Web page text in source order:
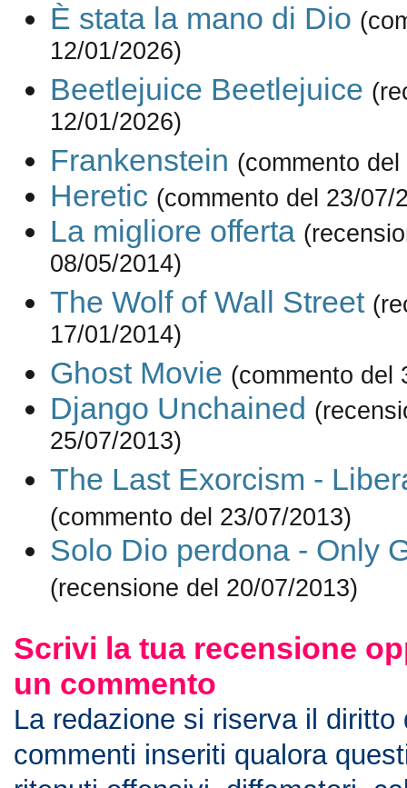
È stata la mano di Dio
12/01/2026)
Beetlejuice Beetlejuice
12/01/2026)
Frankenstein (commento
Heretic (commento del 23/07/
La migliore offerta
08/05/2014)
The Wolf of Wall Street
17/01/2014)
Ghost Movie (commento del
Django Unchained
25/07/2013)
The Last Exorcism -
(commento del 23/07/2013)
Solo Dio perdona - Only
(recensione del 20/07/2013)
Scrivi la tua recensione
un commento
La redazione si riserva il diritto
commenti inseriti qualora